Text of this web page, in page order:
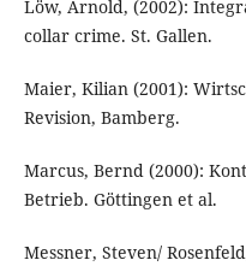
Löw, Arnold, (2002):
collar crime. St. Gallen.
Maier, Kilian (2001):
Revision, Bamberg.
Marcus, Bernd (2000):
Betrieb. Göttingen et al.
Messner, Steven/